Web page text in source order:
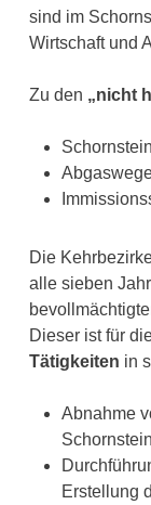
sind im
Wirtschaft und
Zu den „nicht
Die
alle sieben
Dieser ist für
Tätigkeiten in
Abnahme
Erstellung